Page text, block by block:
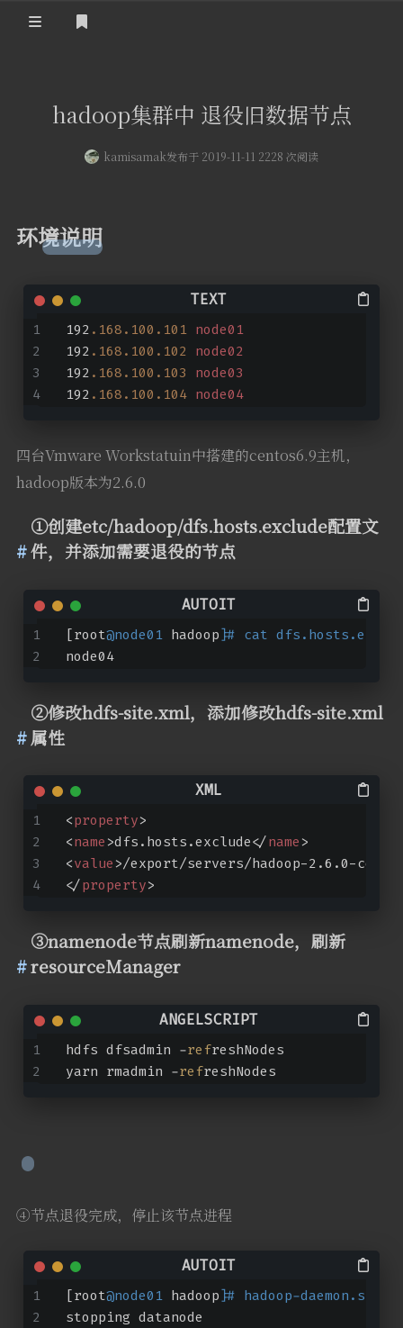
hadoop集群中 退役旧数据节点
kamisamak发布于 2019-11-11 2228 次阅读
环境说明
192 .168 .100 .101 node01
192 .168 .100 .102 node02
192 .168 .100 .103 node03
192 .168 .100 .104 node04
四台Vmware Workstatuin中搭建的centos6.9主机，
hadoop版本为2.6.0
①创建etc/hadoop/dfs.hosts.exclude配置文
件，并添加需要退役的节点
[root@node01 hadoop]# cat
node04
②修改hdfs-site.xml，添加修改hdfs-site.xml
属性
<property>
<name>dfs.hosts.exclude</name>
<value>/export/servers/hadoop-2.6.0-
</property>
③namenode节点刷新namenode，刷新
resourceManager
hdfs dfsadmin -refreshNodes
yarn rmadmin -refreshNodes
④节点退役完成，停止该节点进程
[root@node01 hadoop]# hadoop-daemon.sh
stopping datanode